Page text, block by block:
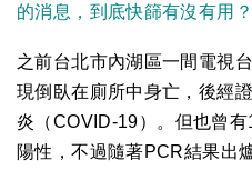
的消息，到底快篩有沒有用
之前台北市內湖區一間電視
現倒臥在廁所中身亡，後經
炎（COVID-19）。但也曾
陽性，不過隨著PCR結果出